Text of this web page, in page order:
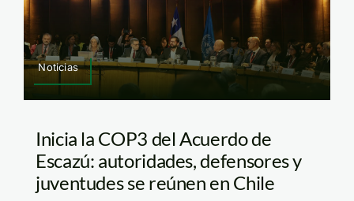
Noticias
Inicia la COP3 del Acuerdo de
Escazú: autoridades, defensores y
juventudes se reúnen en Chile